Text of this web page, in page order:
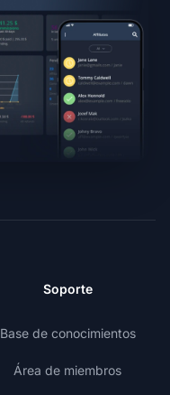
Soporte
Base de conocimientos
Área de miembros